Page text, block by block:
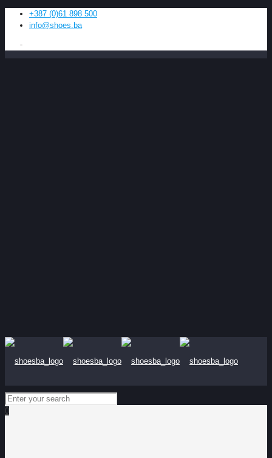
+387 (0)61 898 500
info@shoes.ba
0